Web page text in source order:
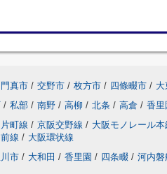
門真市 / 交野市 / 枚方市 / 四條畷市 / 大
/ 私部 / 南野 / 高柳 / 北条 / 高倉 / 香里
片町線 / 京阪交野線 / 大阪モノレール本
線 / 大阪環状線
市 / 大和田 / 香里園 / 四条畷 / 河内磐